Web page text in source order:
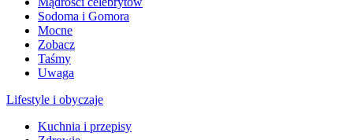
Sodoma i Gomora
Mocne
Zobacz
Taśmy
Uwaga
Lifestyle i obyczaje
Kuchnia i przepisy